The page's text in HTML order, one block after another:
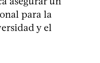
para la
y el